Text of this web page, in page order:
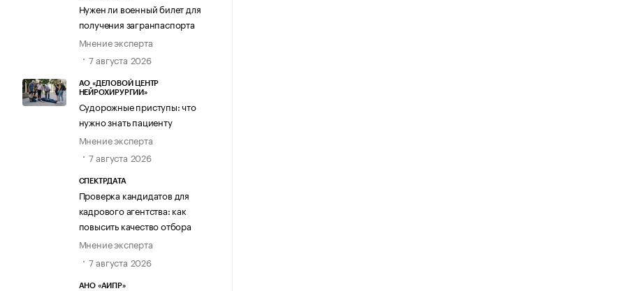
Нужен ли военный билет для
получения загранпаспорта
Мнение эксперта
7 августа 2026
АО «ДЕЛОВОЙ ЦЕНТР
НЕЙРОХИРУРГИИ»
Судорожные приступы: что
нужно знать пациенту
Мнение эксперта
7 августа 2026
СПЕКТРДАТА
Проверка кандидатов для
кадрового агентства: как
повысить качество отбора
Мнение эксперта
7 августа 2026
АНО «АИПР»